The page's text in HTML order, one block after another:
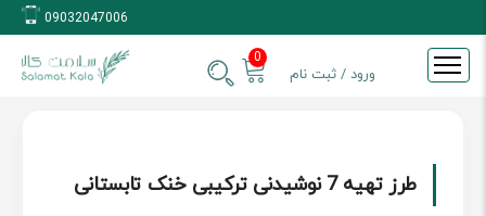
0
ورود / ثبت نام
09032047006
طرز تهیه 7 نوشیدنی ترکیبی خنک تابستانی